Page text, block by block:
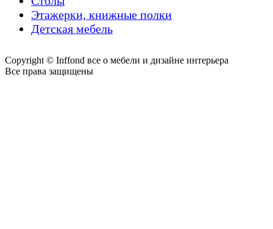
Этажерки, книжные полки
Детская мебель
Copyright © Inffond все о мебели и дизайне интерьера
Все права защищены